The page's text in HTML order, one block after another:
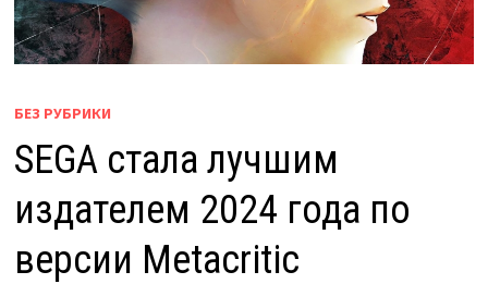
БЕЗ РУБРИКИ
SEGA стала лучшим
издателем 2024 года по
версии Metacritic